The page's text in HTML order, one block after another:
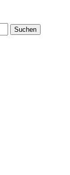
Suchen